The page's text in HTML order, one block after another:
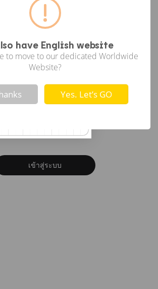
have English website
to move to our dedicated Worldwide
Website?
! Not valid!
Yes. Let’s GO
เข้าสู่ระบบด้วย Google
or
น